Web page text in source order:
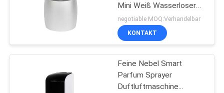
Mini Weiß Wasserloser
Diffusor
negotiable MOQ:Verhandelbar
KONTAKT
Feine Nebel Smart
Parfum Sprayer
Duftluftmaschine